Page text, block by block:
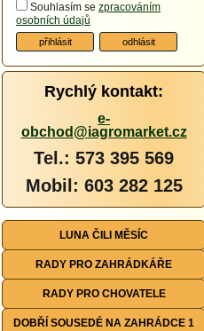
Souhlasím se zpracováním
osobních údajů
Rychlý kontakt:
e-
obchod@iagromarket.cz
Tel.: 573 395 569
Mobil: 603 282 125
LUNA ČILI MĚSÍC
RADY PRO ZAHRÁDKÁŘE
RADY PRO CHOVATELE
DOBŘÍ SOUSEDÉ NA ZAHRÁDCE 1